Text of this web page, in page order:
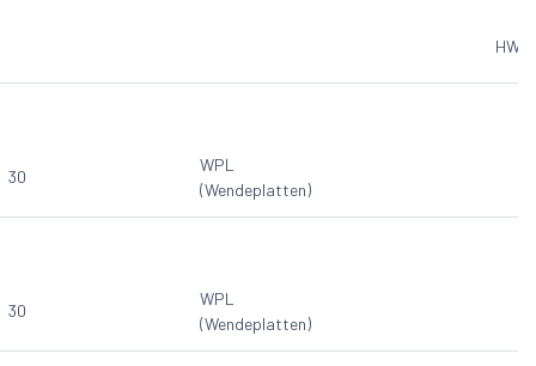
HW
30
WPL
(Wendeplatten)
30
WPL
(Wendeplatten)